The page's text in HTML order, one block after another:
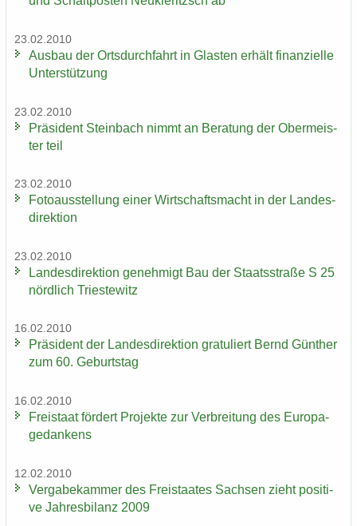
23.02.2010
Aus­bau der Orts­durch­fahrt in Glas­ten er­hält fi­nan­zi­el­le
Un­ter­stüt­zung
23.02.2010
Prä­si­dent Stein­bach nimmt an Be­ra­tung der Ober­meis­
ter teil
23.02.2010
Fo­to­aus­stel­lung einer Wirt­schafts­macht in der Lan­des­
di­rek­ti­on
23.02.2010
Lan­des­di­rek­ti­on ge­neh­migt Bau der Staats­stra­ße S 25
nörd­lich Tri­es­te­witz
16.02.2010
Prä­si­dent der Lan­des­di­rek­ti­on gra­tu­liert Bernd Gün­ther
zum 60. Ge­burts­tag
16.02.2010
Frei­staat för­dert Pro­jek­te zur Ver­brei­tung des Eu­ro­pa­
ge­dan­kens
12.02.2010
Ver­ga­be­kam­mer des Frei­staa­tes Sach­sen zieht po­si­ti­
ve Jah­res­bi­lanz 2009